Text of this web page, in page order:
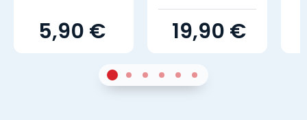
5,90 € 19,90 €
Sur 42Sur 43Sur 44Sur 45Sur 46Sur 4